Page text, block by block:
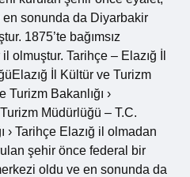
sonunda da Diyarbakir
1875’te bağımsız
olmuştur. Tarihçe – Elazığ İl
İl Kültür ve Turizm
Turizm Bakanlığı ›
Müdürlüğü – T.C.
› Tarihçe Elazığ il olmadan
şehir önce federal bir
oldu ve en sonunda da